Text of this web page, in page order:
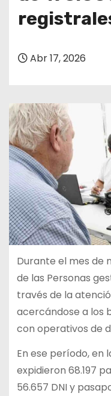
Abr 17, 2026
Durante el mes de
de las Personas
través de la
acercándose a los
con operativos de
En ese período, en
expidieron 68.197
56.657 DNI y